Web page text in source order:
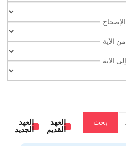
الإصحاح
من الآية
إلى الآية
بحث
العهد
القديم
العهد
الجديد